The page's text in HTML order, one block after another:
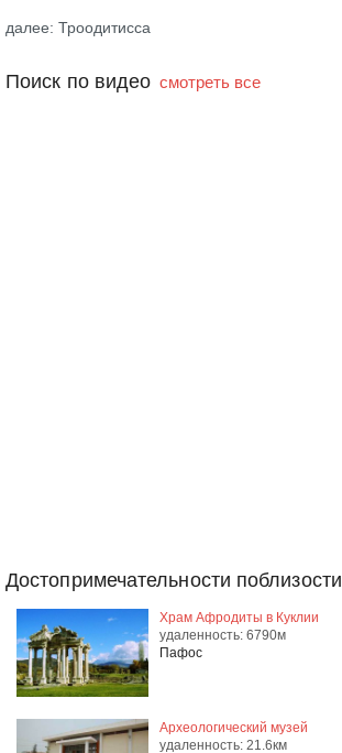
далее: Троодитисса
Поиск по видео смотреть все
Достопримечательности поблизости
Храм Афродиты в Куклии
удаленность: 6790м
Пафос
Археологический музей
удаленность: 21.6км